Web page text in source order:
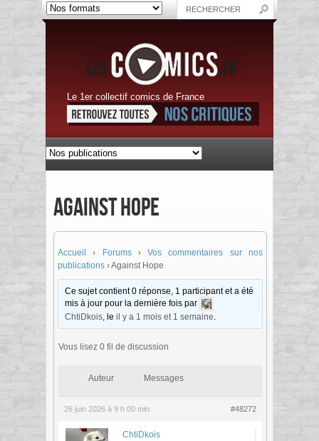
Le 1er collectif comics de France
Against Hope
Accueil › Forums ›
Vos commentaires sur nos
publications ›Against Hope
Ce sujet contient 0 réponse, 1 participant et a été
mis à jour pour la dernière fois par
ChtiDkois, leil y a 1 mois et 1 semaine.
Vous lisez 0 fil de discussion
Auteur Messages
26 juin 2026 à 9 h 00 min #48272
ChtiDkois